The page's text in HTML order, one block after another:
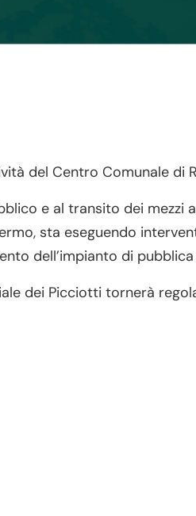
del Centro Comunale
e al transito dei mezzi
sta eseguendo
dell’impianto di pubblica
dei Picciotti tornerà